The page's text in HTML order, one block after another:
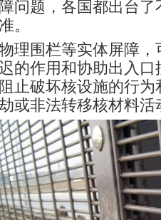
问题，各国都出台了
。
理围栏等实体屏障，
的作用和协助出入口
止破坏核设施的行为
或非法转移核材料活
像